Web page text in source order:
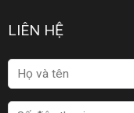
LIÊN HỆ